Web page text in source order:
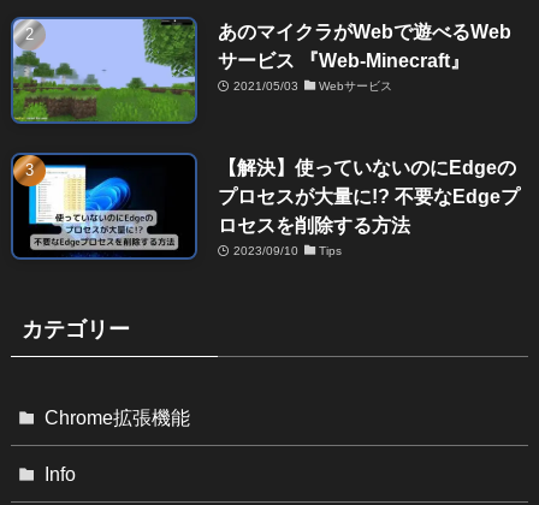
あのマイクラがWebで遊べるWeb
サービス 『Web-Minecraft』
2021/05/03 Webサービス
【解決】使っていないのにEdgeの
プロセスが大量に!? 不要なEdgeプ
ロセスを削除する方法
2023/09/10 Tips
カテゴリー
Chrome拡張機能
Info